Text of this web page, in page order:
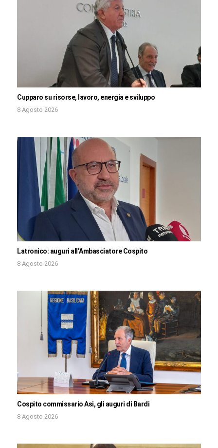
Cupparo su risorse, lavoro, energia e sviluppo
8 Agosto 2026
Latronico: auguri all’Ambasciatore Cospito
8 Agosto 2026
Cospito commissario Asi, gli auguri di Bardi
8 Agosto 2026